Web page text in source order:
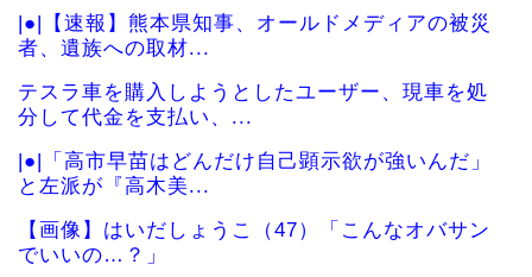
|●|【速報】熊本県知事、オールドメディアの被災
者、遺族への取材...
テスラ車を購入しようとしたユーザー、現車を処
分して代金を支払い、...
|●|「高市早苗はどんだけ自己顕示欲が強いんだ」
と左派が『高木美...
【画像】はいだしょうこ（47）「こんなオバサン
でいいの…？」